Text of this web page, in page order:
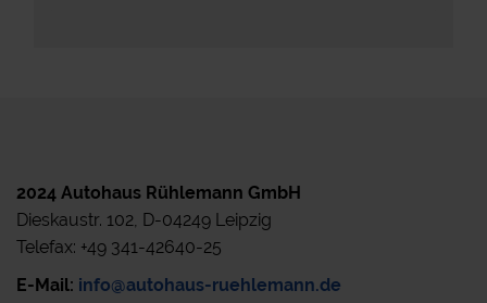
2024 Autohaus Rühlemann GmbH
Dieskaustr. 102, D-04249 Leipzig
Telefax: +49 341-42640-25
E-Mail: info@autohaus-ruehlemann.de